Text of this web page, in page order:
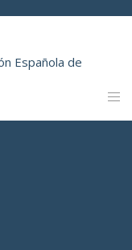
Española de